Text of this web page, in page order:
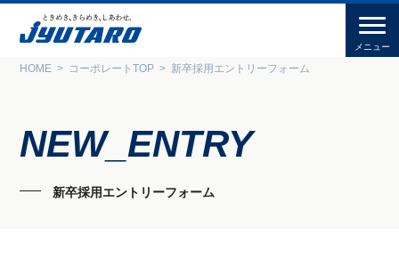
HOME コーポレートTOP 新卒採用エントリーフォーム
NEW_ENTRY
新卒採用エントリーフォーム